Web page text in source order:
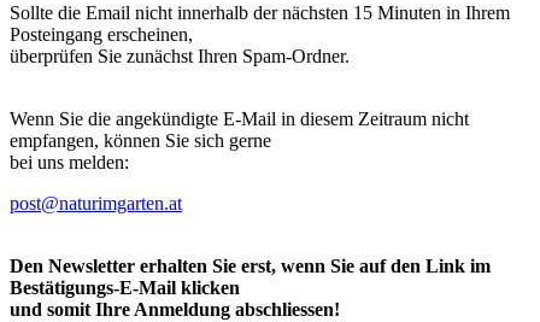
Sollte die Email nicht innerhalb der nächsten 15 Minuten in Ihrem
Posteingang erscheinen,
überprüfen Sie zunächst Ihren Spam-Ordner.
Wenn Sie die angekündigte E-Mail in diesem Zeitraum nicht
empfangen, können Sie sich gerne
bei uns melden:
post@naturimgarten.at
Den Newsletter erhalten Sie erst, wenn Sie auf den Link im
Bestätigungs-E-Mail klicken
und somit Ihre Anmeldung abschliessen!